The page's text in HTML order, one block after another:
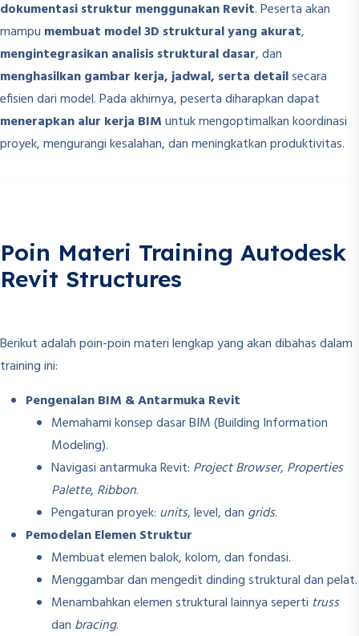
dokumentasi struktur menggunakan Revit. Peserta akan
mampu membuat model 3D struktural yang akurat,
mengintegrasikan analisis struktural dasar, dan
menghasilkan gambar kerja, jadwal, serta detailsecara
efisien dari model. Pada akhirnya, peserta diharapkan dapat
menerapkan alur kerja BIMuntuk mengoptimalkan koordinasi
proyek, mengurangi kesalahan, dan meningkatkan produktivitas.
Poin Materi Training Autodesk
Revit Structures
Berikut adalah poin-poin materi lengkap yang akan dibahas dalam
training ini:
Pengenalan BIM & Antarmuka Revit
Memahami konsep dasar BIM (Building Information
Modeling).
Navigasi antarmuka Revit: Project Browser, Properties
Palette, Ribbon.
Pengaturan proyek: units, level, dan grids.
Pemodelan Elemen Struktur
Membuat elemen balok, kolom, dan fondasi.
Menggambar dan mengedit dinding struktural dan pelat.
Menambahkan elemen struktural lainnya seperti truss
dan bracing.